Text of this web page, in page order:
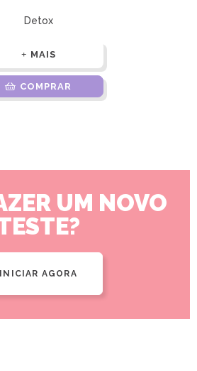
Detox
MAIS
COMPRAR
UM NOVO
INICIAR AGORA